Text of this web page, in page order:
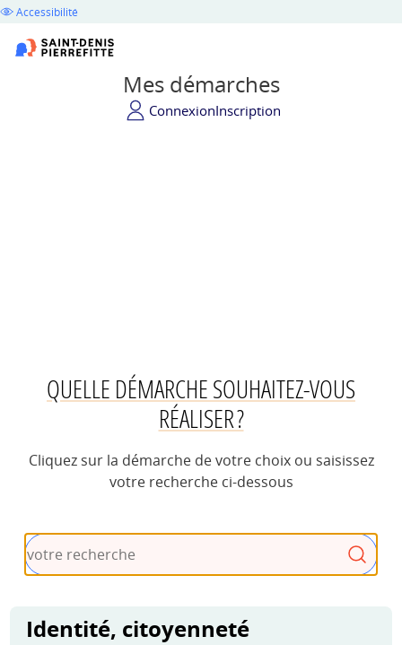
Accessibilité
Mes démarches
ConnexionInscription
QUELLE DÉMARCHE SOUHAITEZ-VOUS
RÉALISER ?
Cliquez sur la démarche de votre choix ou saisissez
votre recherche ci-dessous
Identité, citoyenneté